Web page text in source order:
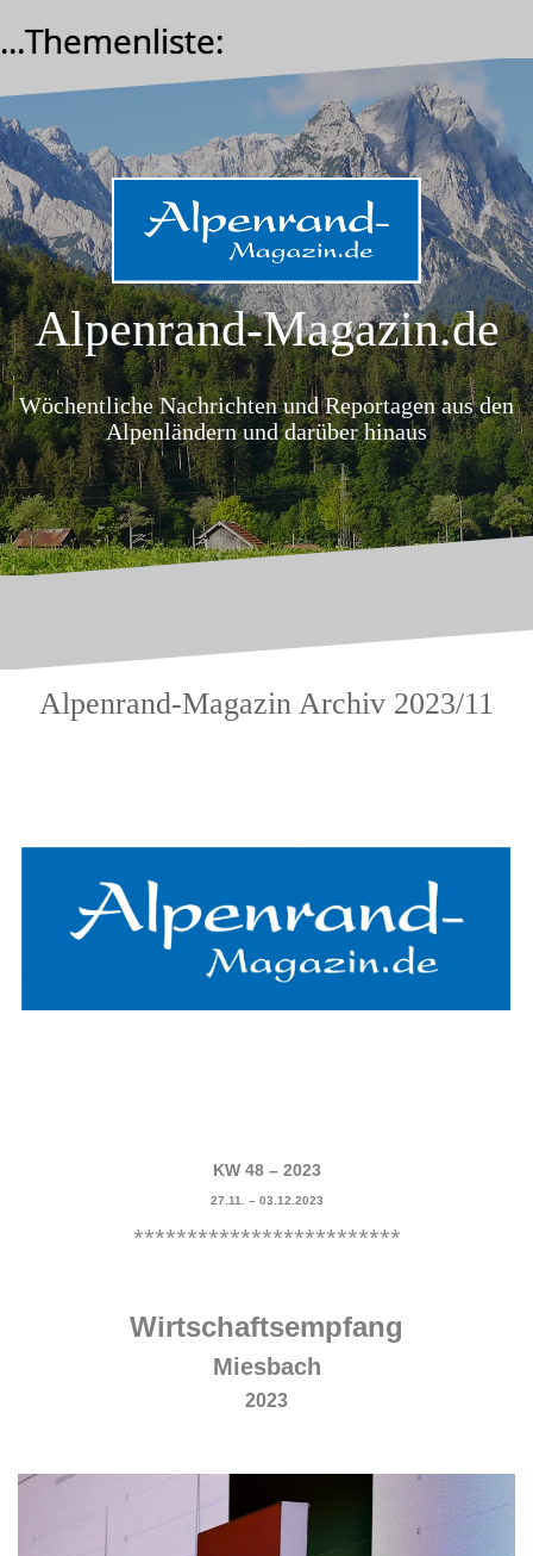
Inhalt
...Themenliste:
Alpenrand-Magazin.de
Wöchentliche Nachrichten und Reportagen aus den
Alpenländern und darüber hinaus
Alpenrand-Magazin Archiv 2023/11
KW 48 – 2023
27.11. – 03.12.2023
*************************
Wirtschaftsempfang
Miesbach
2023